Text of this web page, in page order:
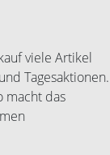
viele Artikel
Tagesaktionen.
macht das